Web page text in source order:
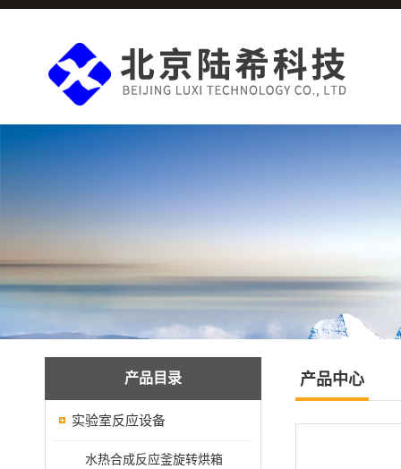
产品目录
实验室反应设备
水热合成反应釜旋转烘箱
产品中心